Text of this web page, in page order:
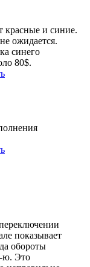
красные и синие.
ожидается.
синего
80$.
показывает
обороты
ю. Это